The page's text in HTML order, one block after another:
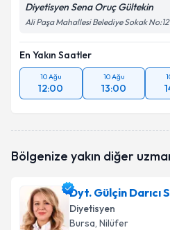
Diyetisyen Sena Oruç Gültekin
Ali Paşa Mahallesi Belediye Sokak No:12
En Yakın Saatler
10 Ağu
12:00
10 Ağu
13:00
Bölgenize yakın diğer
Dyt. Gülçin Darıcı
Diyetisyen
Bursa, Nilüfer